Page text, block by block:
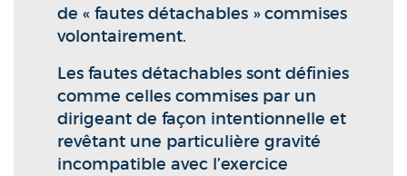
de « fautes détachables » commises
volontairement.
Les fautes détachables sont définies
comme celles commises par un
dirigeant de façon intentionnelle et
revêtant une particulière gravité
incompatible avec l’exercice